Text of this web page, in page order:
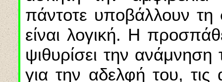
πάντοτε υποβάλλουν
είναι λογική. Η
ψιθυρίσει την
για την αδελφή του,